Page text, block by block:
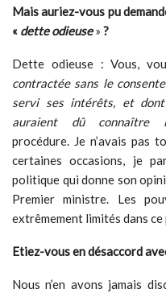
Mais auriez-vous pu
« dette odieuse» ?
Dette odieuse : Vous,
contractée sans le
servi ses intérêts, et
auraient dû connaître
procédure. Je n’avais pas
certaines occasions, je
politique qui donne son
Premier ministre. Les
extrêmement limités dans ce
Etiez-vous en désaccord
Nous n’en avons jamais